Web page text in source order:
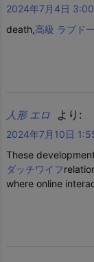
2024年7月4日
death,高級 ラブド
人形 エロ より:
2024年7月10日
These
ダッチワイフ
where online